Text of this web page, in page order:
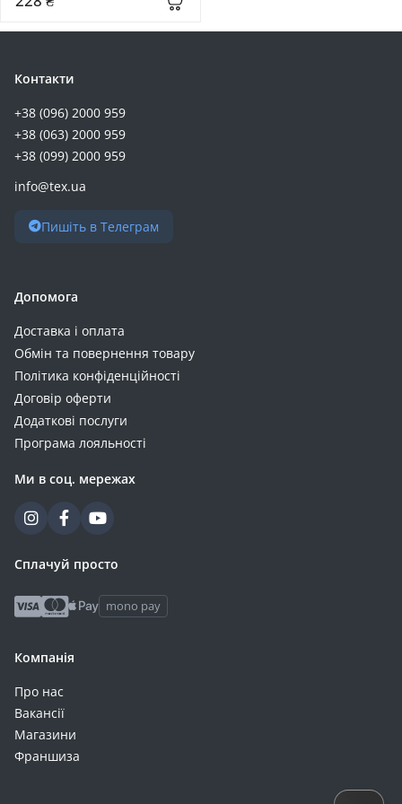
Контакти
+38 (096) 2000 959
+38 (063) 2000 959
+38 (099) 2000 959
info@tex.ua
Пишіть в Телеграм
Допомога
Доставка і оплата
Обмін та повернення товару
Політика конфіденційності
Договір оферти
Додаткові послуги
Програма лояльності
Ми в соц. мережах
Сплачуй просто
mono pay
Компанія
Про нас
Вакансії
Магазини
Франшиза